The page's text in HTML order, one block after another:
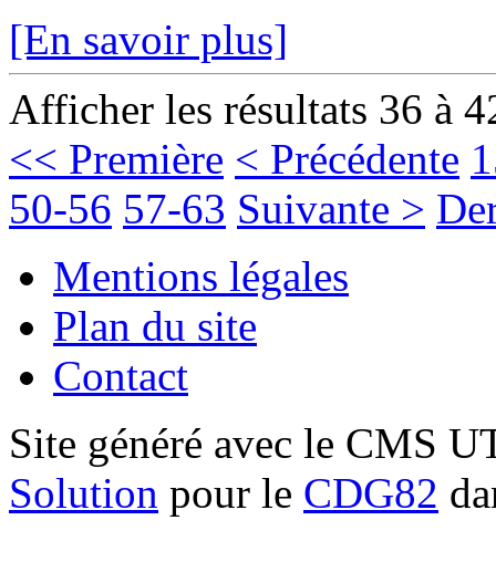
[En savoir plus]
Afficher les résultats 36 à
<< Première < Précédente
50-56 57-63 Suivante >
Mentions légales
Plan du site
Contact
Site généré avec le CMS
Solution pour le CDG82